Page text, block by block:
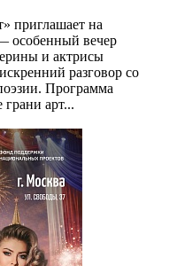
приглашает на
особенный вечер
и актрисы
разговор со
Программа
арт...